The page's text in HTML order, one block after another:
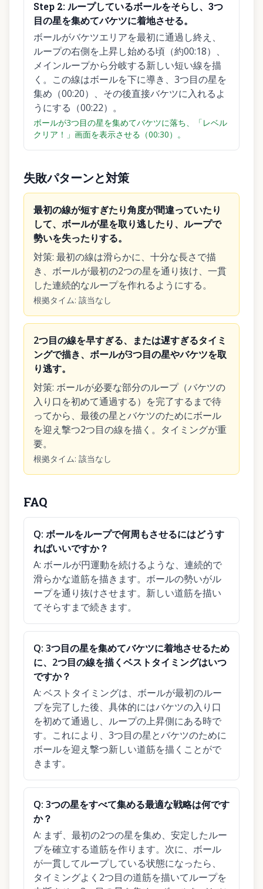
Step 2: ループしているボールをそらし、3つ
目の星を集めてバケツに着地させる。
ボールがバケツエリアを最初に通過し終え、
ループの右側を上昇し始める頃（約00:18）、
メインループから分岐する新しい短い線を描
く。この線はボールを下に導き、3つ目の星を
集め（00:20）、その後直接バケツに入れるよ
うにする（00:22）。
ボールが3つ目の星を集めてバケツに落ち、「レベル
クリア！」画面を表示させる（00:30）。
失敗パターンと対策
最初の線が短すぎたり角度が間違っていたり
して、ボールが星を取り逃したり、ループで
勢いを失ったりする。
対策: 最初の線は滑らかに、十分な長さで描
き、ボールが最初の2つの星を通り抜け、一貫
した連続的なループを作れるようにする。
根拠タイム: 該当なし
2つ目の線を早すぎる、または遅すぎるタイミ
ングで描き、ボールが3つ目の星やバケツを取
り逃す。
対策: ボールが必要な部分のループ（バケツの
入り口を初めて通過する）を完了するまで待
ってから、最後の星とバケツのためにボール
を迎え撃つ2つ目の線を描く。タイミングが重
要。
根拠タイム: 該当なし
FAQ
Q: ボールをループで何周もさせるにはどうす
ればいいですか？
A: ボールが円運動を続けるような、連続的で
滑らかな道筋を描きます。ボールの勢いがル
ープを通り抜けさせます。新しい道筋を描い
てそらすまで続きます。
Q: 3つ目の星を集めてバケツに着地させるため
に、2つ目の線を描くベストタイミングはいつ
ですか？
A: ベストタイミングは、ボールが最初のルー
プを完了した後、具体的にはバケツの入り口
を初めて通過し、ループの上昇側にある時で
す。これにより、3つ目の星とバケツのために
ボールを迎え撃つ新しい道筋を描くことがで
きます。
Q: 3つの星をすべて集める最適な戦略は何です
か？
A: まず、最初の2つの星を集め、安定したルー
プを確立する道筋を作ります。次に、ボール
が一貫してループしている状態になったら、
タイミングよく2つ目の道筋を描いてループを